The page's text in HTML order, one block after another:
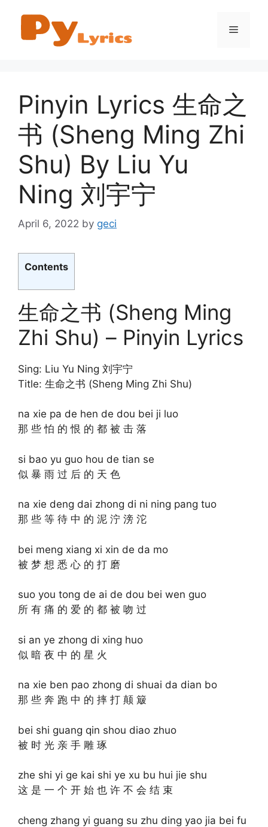
content
Menu
Pinyin Lyrics 生命之
书 (Sheng Ming Zhi
Shu) By Liu Yu
Ning 刘宇宁
April 6, 2022 by geci
Contents
生命之书 (Sheng Ming
Zhi Shu) – Pinyin Lyrics
Sing: Liu Yu Ning 刘宇宁
Title: 生命之书 (Sheng Ming Zhi Shu)
na xie pa de hen de dou bei ji luo
那 些 怕 的 恨 的 都 被 击 落
si bao yu guo hou de tian se
似 暴 雨 过 后 的 天 色
na xie deng dai zhong di ni ning pang tuo
那 些 等 待 中 的 泥 泞 滂 沱
bei meng xiang xi xin de da mo
被 梦 想 悉 心 的 打 磨
suo you tong de ai de dou bei wen guo
所 有 痛 的 爱 的 都 被 吻 过
si an ye zhong di xing huo
似 暗 夜 中 的 星 火
na xie ben pao zhong di shuai da dian bo
那 些 奔 跑 中 的 摔 打 颠 簸
bei shi guang qin shou diao zhuo
被 时 光 亲 手 雕 琢
zhe shi yi ge kai shi ye xu bu hui jie shu
这 是 一 个 开 始 也 许 不 会 结 束
cheng zhang yi guang su zhu ding yao jia bei fu